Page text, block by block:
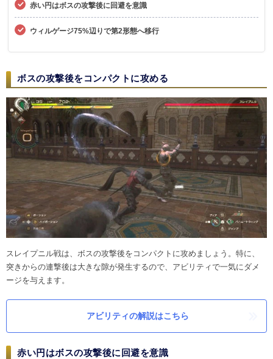
赤い円はボスの攻撃後に回避を意識
ウィルゲージ75%辺りで第2形態へ移行
ボスの攻撃後をコンパクトに攻める
スレイプニル戦は、ボスの攻撃後をコンパクトに攻めましょう。特に、
突きからの連撃後は大きな隙が発生するので、アビリティで一気にダメ
ージを与えます。
アビリティの解説はこちら
赤い円はボスの攻撃後に回避を意識